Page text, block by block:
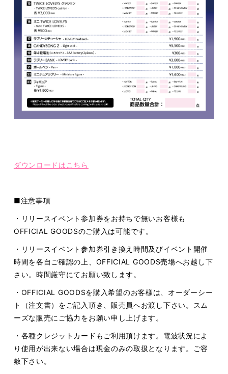
ダウンロードはこちら
■注意事項
・リリースイベント参加券をお持ちで無いお客様も
OFFICIAL GOODSのご購入は可能です。
・リリースイベント参加券引き換え時間及びイベント開催
時間を各自ご確認の上、OFFICIAL GOODS売場へお越し下
さい。時間厳守にてお願い致します。
・OFFICIAL GOODSを購入希望のお客様は、オーダーシー
ト（注文書）をご記入頂き、販売員へお渡し下さい。スム
ーズな販売にご協力をお願い申し上げます。
・各種クレジットカードもご利用頂けます。電波状況によ
り使用が出来ない場合は現金のみの取扱となります。ご容
赦下さい。